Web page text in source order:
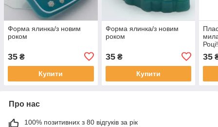
Форма ялинка/з новим
роком
35 ₴
Купити
Форма ялинка/з новим
роком
35₴
Купити
Році!
35
Про нас
100% позитивних з 80 відгуків за рік